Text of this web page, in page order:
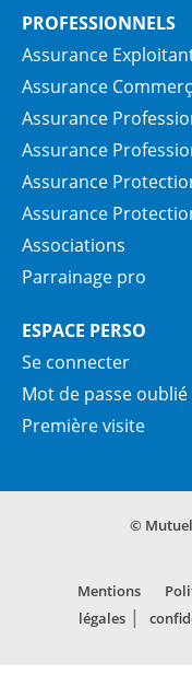
PROFESSIONNELS
Assurance
Assurance
Assurance
Assurance
Assurance
Assurance
Associations
Parrainage pro
ESPACE PERSO
Se connecter
Mot de passe oublié
Première visite
©
Mentions
légales